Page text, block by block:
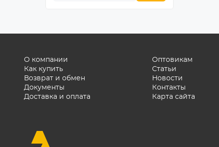
О компании
Как купить
Возврат и обмен
Документы
Доставка и оплата
Оптовикам
Статьи
Новости
Контакты
Карта сайта